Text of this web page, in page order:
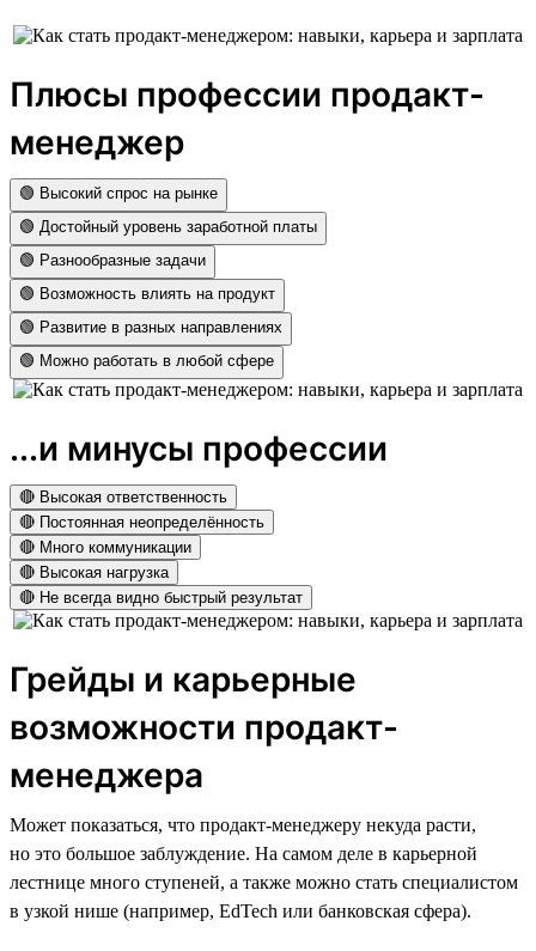
Плюсы профессии продакт-
менеджер
🟢 Высокий спрос на рынке
🟢 Достойный уровень заработной платы
🟢 Разнообразные задачи
🟢 Возможность влиять на продукт
🟢 Развитие в разных направлениях
🟢 Можно работать в любой сфере
...и минусы профессии
🔴 Высокая ответственность
🔴 Постоянная неопределённость
🔴 Много коммуникации
🔴 Высокая нагрузка
🔴 Не всегда видно быстрый результат
Грейды и карьерные
возможности продакт-
менеджера
Может показаться, что продакт-менеджеру некуда расти,
но это большое заблуждение. На самом деле в карьерной
лестнице много ступеней, а также можно стать специалистом
в узкой нише (например, EdTech или банковская сфера).